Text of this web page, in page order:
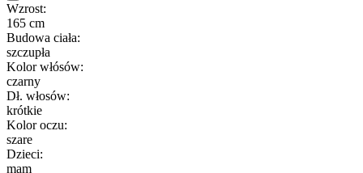
Wzrost:
165 cm
Budowa ciała:
szczupła
Kolor włósów:
czarny
Dł. włosów:
krótkie
Kolor oczu:
szare
Dzieci:
mam